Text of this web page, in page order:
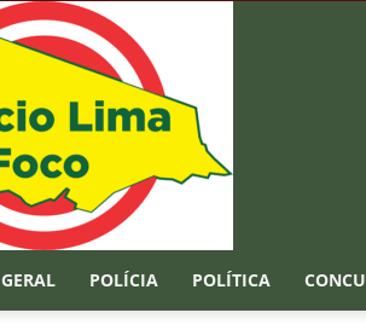
GERAL POLÍCIA POLÍTICA